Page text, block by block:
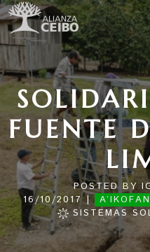
FUENTE
POSTED BY
16/10/2017| A’IKOFAN
SISTEMAS